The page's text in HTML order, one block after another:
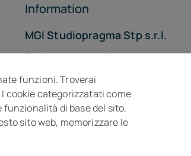
Information
MGI Studiopragma Stp s.r.l.
Business consultancy company
Via Della Costituzione, 10- 61032
Isc. REA n° 119788
funzioni. Troverai
cookie categorizzatati come
di base del sito.
sito web, memorizzare le